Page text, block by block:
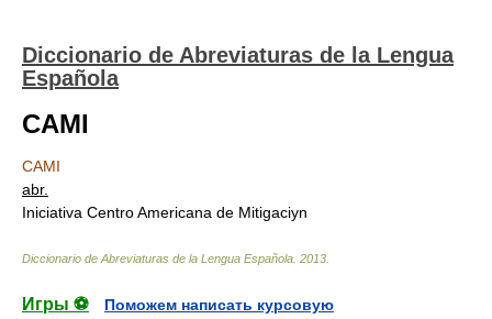
Diccionario de Abreviaturas de la Lengua
Española
CAMI
CAMI
abr.
Iniciativa Centro Americana de Mitigaciуn
Diccionario de Abreviaturas de la Lengua Española 2013
Игры ⚽
Поможем написать курсовую